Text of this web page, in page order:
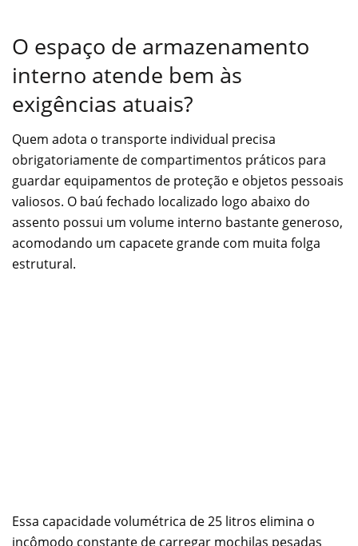
O espaço de armazenamento
interno atende bem às
exigências atuais?
Quem adota o transporte individual precisa
obrigatoriamente de compartimentos práticos para
guardar equipamentos de proteção e objetos pessoais
valiosos. O baú fechado localizado logo abaixo do
assento possui um volume interno bastante generoso,
acomodando um capacete grande com muita folga
estrutural.
Essa capacidade volumétrica de 25 litros elimina o
incômodo constante de carregar mochilas pesadas